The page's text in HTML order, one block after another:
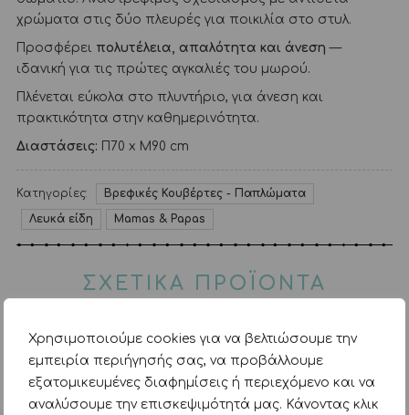
Χρησιμοποιούμε cookies για να βελτιώσουμε την
εμπειρία περιήγησής σας, να προβάλλουμε
εξατομικευμένες διαφημίσεις ή περιεχόμενο και να
αναλύσουμε την επισκεψιμότητά μας. Κάνοντας κλικ
χρώματα στις δύο πλευρές για ποικιλία στο στυλ.
Προσφέρει πολυτέλεια, απαλότητα και άνεση —
ιδανική για τις πρώτες αγκαλιές του μωρού.
Πλένεται εύκολα στο πλυντήριο, για άνεση και
πρακτικότητα στην καθημερινότητα.
Διαστάσεις: Π70 x Μ90 cm
Κατηγορίες:
Βρεφικές Κουβέρτες - Παπλώματα
Λευκά είδη
Mamas & Papas
ΣΧΕΤΙΚΑ ΠΡΟΪΟΝΤΑ